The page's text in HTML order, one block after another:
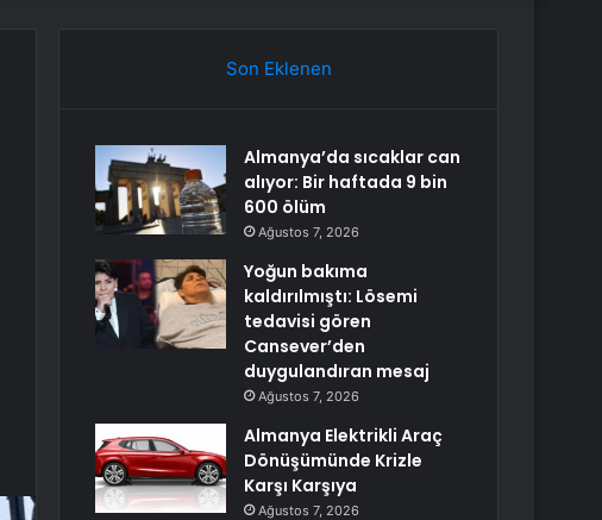
Son Eklenen
Almanya’da sıcaklar can
alıyor: Bir haftada 9 bin
600 ölüm
Ağustos 7, 2026
Yoğun bakıma
kaldırılmıştı: Lösemi
tedavisi gören
Cansever’den
duygulandıran mesaj
Ağustos 7, 2026
Almanya Elektrikli Araç
Dönüşümünde Krizle
Karşı Karşıya
Ağustos 7, 2026